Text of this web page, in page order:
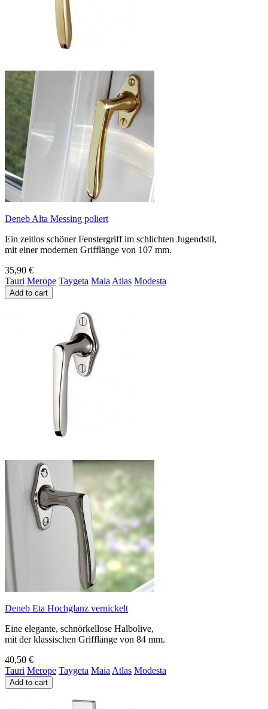
Deneb Alta Messing poliert
Ein zeitlos schöner Fenstergriff im schlichten Jugendstil,
mit einer modernen Grifflänge von 107 mm.
35,90 €
Tauri Merope Taygeta Maia Atlas Modesta
Add to cart
Deneb Eta Hochglanz vernickelt
Eine elegante, schnörkellose Halbolive,
mit der klassischen Grifflänge von 84 mm.
40,50 €
Tauri Merope Taygeta Maia Atlas Modesta
Add to cart